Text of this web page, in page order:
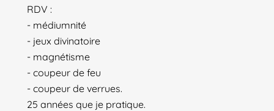
RDV :
- médiumnité
- jeux divinatoire
- magnétisme
- coupeur de feu
- coupeur de verrues.
25 années que je pratique.